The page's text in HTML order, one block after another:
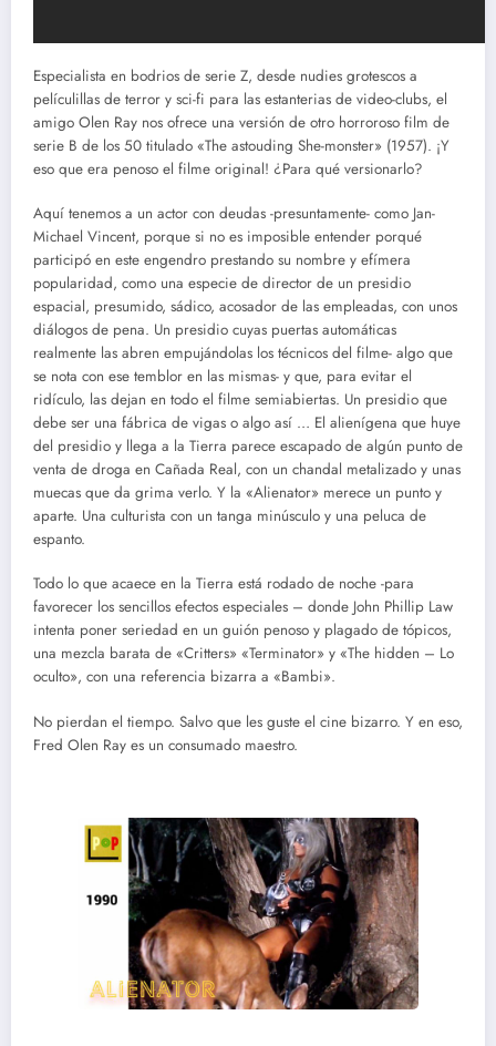
Especialista en bodrios de serie Z, desde nudies grotescos a
películillas de terror y sci-fi para las estanterias de video-clubs, el
amigo Olen Ray nos ofrece una versión de otro horroroso film de
serie B de los 50 titulado «The astouding She-monster» (1957). ¡Y
eso que era penoso el filme original! ¿Para qué versionarlo?
Aquí tenemos a un actor con deudas -presuntamente- como Jan-
Michael Vincent, porque si no es imposible entender porqué
participó en este engendro prestando su nombre y efímera
popularidad, como una especie de director de un presidio
espacial, presumido, sádico, acosador de las empleadas, con unos
diálogos de pena. Un presidio cuyas puertas automáticas
realmente las abren empujándolas los técnicos del filme- algo que
se nota con ese temblor en las mismas- y que, para evitar el
ridículo, las dejan en todo el filme semiabiertas. Un presidio que
debe ser una fábrica de vigas o algo así … El alienígena que huye
del presidio y llega a la Tierra parece escapado de algún punto de
venta de droga en Cañada Real, con un chandal metalizado y unas
muecas que da grima verlo. Y la «Alienator» merece un punto y
aparte. Una culturista con un tanga minúsculo y una peluca de
espanto.
Todo lo que acaece en la Tierra está rodado de noche -para
favorecer los sencillos efectos especiales – donde John Phillip Law
intenta poner seriedad en un guión penoso y plagado de tópicos,
una mezcla barata de «Critters» «Terminator» y «The hidden – Lo
oculto», con una referencia bizarra a «Bambi».
No pierdan el tiempo. Salvo que les guste el cine bizarro. Y en eso,
Fred Olen Ray es un consumado maestro.